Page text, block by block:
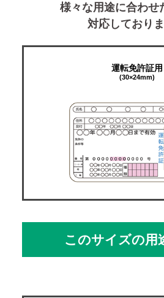
様々な用途に合わせ
対応しておりま
運転免許証用
(30×24mm)
このサイズの用